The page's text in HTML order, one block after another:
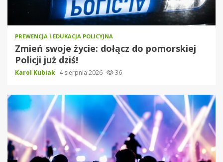
PREWENCJA I EDUKACJA POLICYJNA
Zmień swoje życie: dołącz do pomorskiej
Policji już dziś!
Karol Kubiak 4 sierpnia 2026 36